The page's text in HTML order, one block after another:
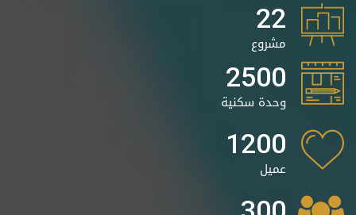
22
مشروع
2500
وحدة سكنية
1200
عميل